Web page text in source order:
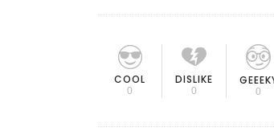
COOL
0
DISLIKE
0 0